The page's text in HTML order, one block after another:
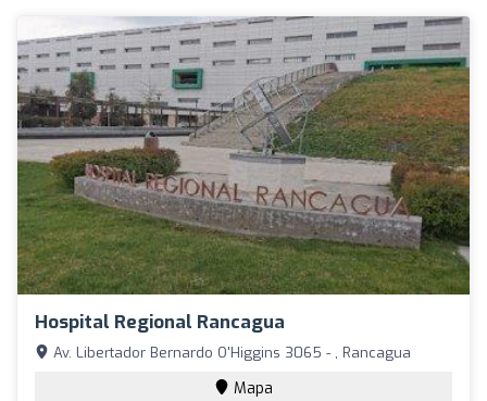
Hospital Regional Rancagua
Av. Libertador Bernardo O'Higgins 3065 - , Rancagua
Mapa